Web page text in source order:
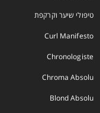
טיפולי שיער וקרקפת
Curl Manifesto
Chronologiste
Chroma Absolu
Blond Absolu